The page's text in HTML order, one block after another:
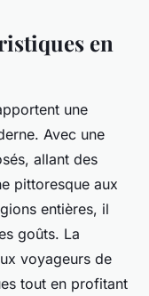
circuit
train
en
une
Avec une
allant des
pittoresque aux
entières, il
goûts. La
voyageurs de
tout en profitant